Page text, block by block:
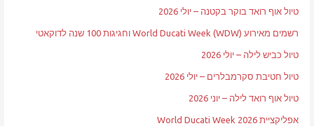
טיול אוף רואד בוקר בקטנה – יולי 2026
רשמים מאירוע World Ducati Week (WDW) וחגיגות 100 שנה לדוקאטי
טיול כביש לילה – יולי 2026
טיול חטיבת סקרמבלרים – יולי 2026
טיול אוף רואד לילה – יוני 2026
אפליקציית World Ducati Week 2026